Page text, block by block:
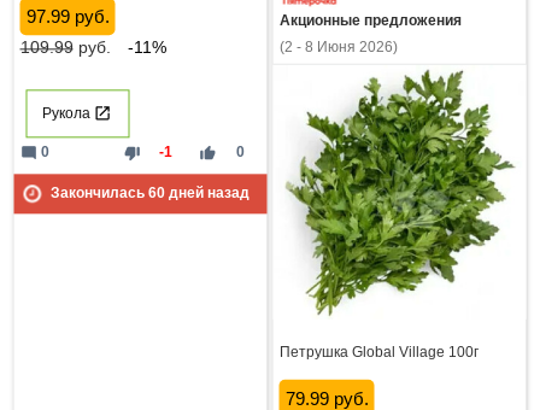
97.99 руб.
109.99руб. -11%
Рукола
thumb_down -1 thumb_up 0
mode_comment 0
Закончилась 60дней назад
Акционные предложения
(2 - 8 Июня 2026)
Петрушка Global Village 100г
79.99 руб.